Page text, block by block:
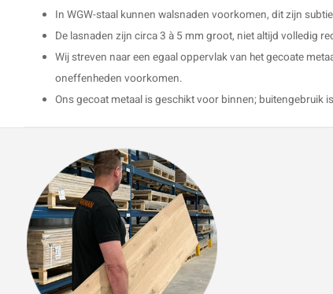
In WGW-staal kunnen walsnaden voorkomen, dit zijn
De lasnaden zijn circa 3 à 5 mm groot, niet altijd volledig
Wij streven naar een egaal oppervlak van het gecoate
oneffenheden voorkomen.
Ons gecoat metaal is geschikt voor binnen; buitengebruik